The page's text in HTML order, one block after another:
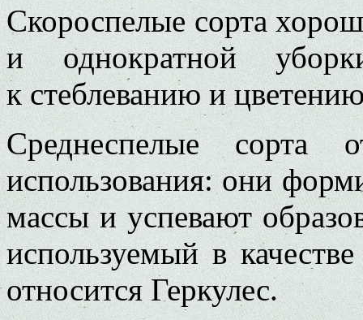
Скороспелые сорта
и однократной
к стеблеванию и
Среднеспелые сорта
использования: они
массы и успевают
используемый в
относится Геркулес.